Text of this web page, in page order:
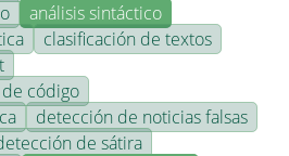
análisis sintáctico
clasificación de textos
código
detección de noticias falsas
de sátira